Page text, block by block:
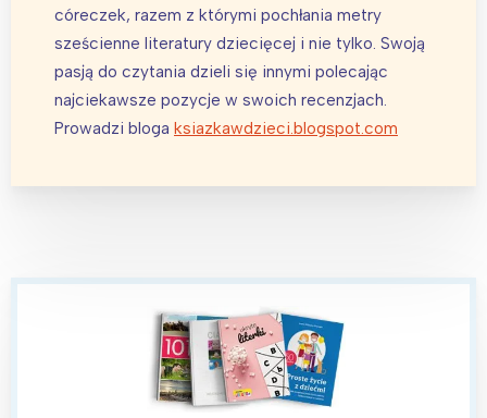
córeczek, razem z którymi pochłania metry
sześcienne literatury dziecięcej i nie tylko. Swoją
pasją do czytania dzieli się innymi polecając
najciekawsze pozycje w swoich recenzjach.
Prowadzi bloga ksiazkawdzieci.blogspot.com